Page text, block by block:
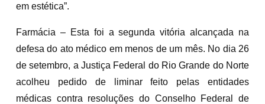
em estética”.
Farmácia – Esta foi a segunda vitória alcançada na
defesa do ato médico em menos de um mês. No dia 26
de setembro, a Justiça Federal do Rio Grande do Norte
acolheu pedido de liminar feito pelas entidades
médicas contra resoluções do Conselho Federal de